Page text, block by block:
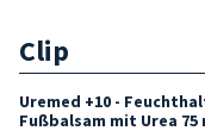
Clip
Uremed +10 -
Fußbalsam mit Urea 75